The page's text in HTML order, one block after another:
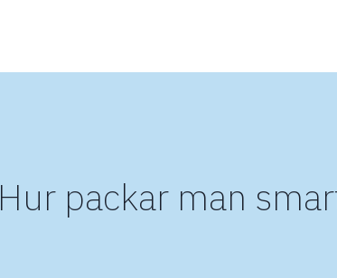
Hur packar man